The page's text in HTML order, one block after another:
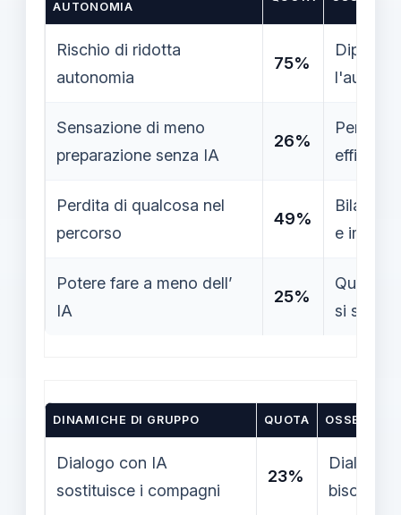
AUTONOMIA
Rischio di ridotta
autonomia
75%
Sensazione di meno
preparazione senza IA
26%
Perdita di qualcosa nel
percorso
49%
e
Potere fare a meno dell’
IA
25%
Quasi
si sente
DINAMICHE DI GRUPPO QUOTA
Dialogo con IA
sostituisce i compagni
23%
Dialogo
bisogno